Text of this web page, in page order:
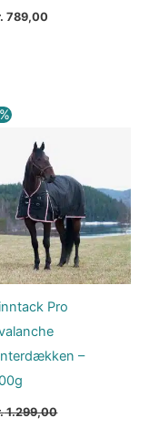
789,00
Pro
–
1.299,00
1.299,00.kr. 449,00.